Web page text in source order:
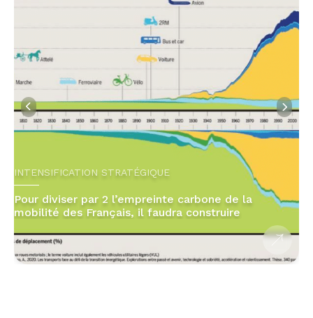
INTENSIFICATION STRATÉGIQUE
Pour diviser par 2 l’empreinte carbone de la
mobilité des Français, il faudra construire